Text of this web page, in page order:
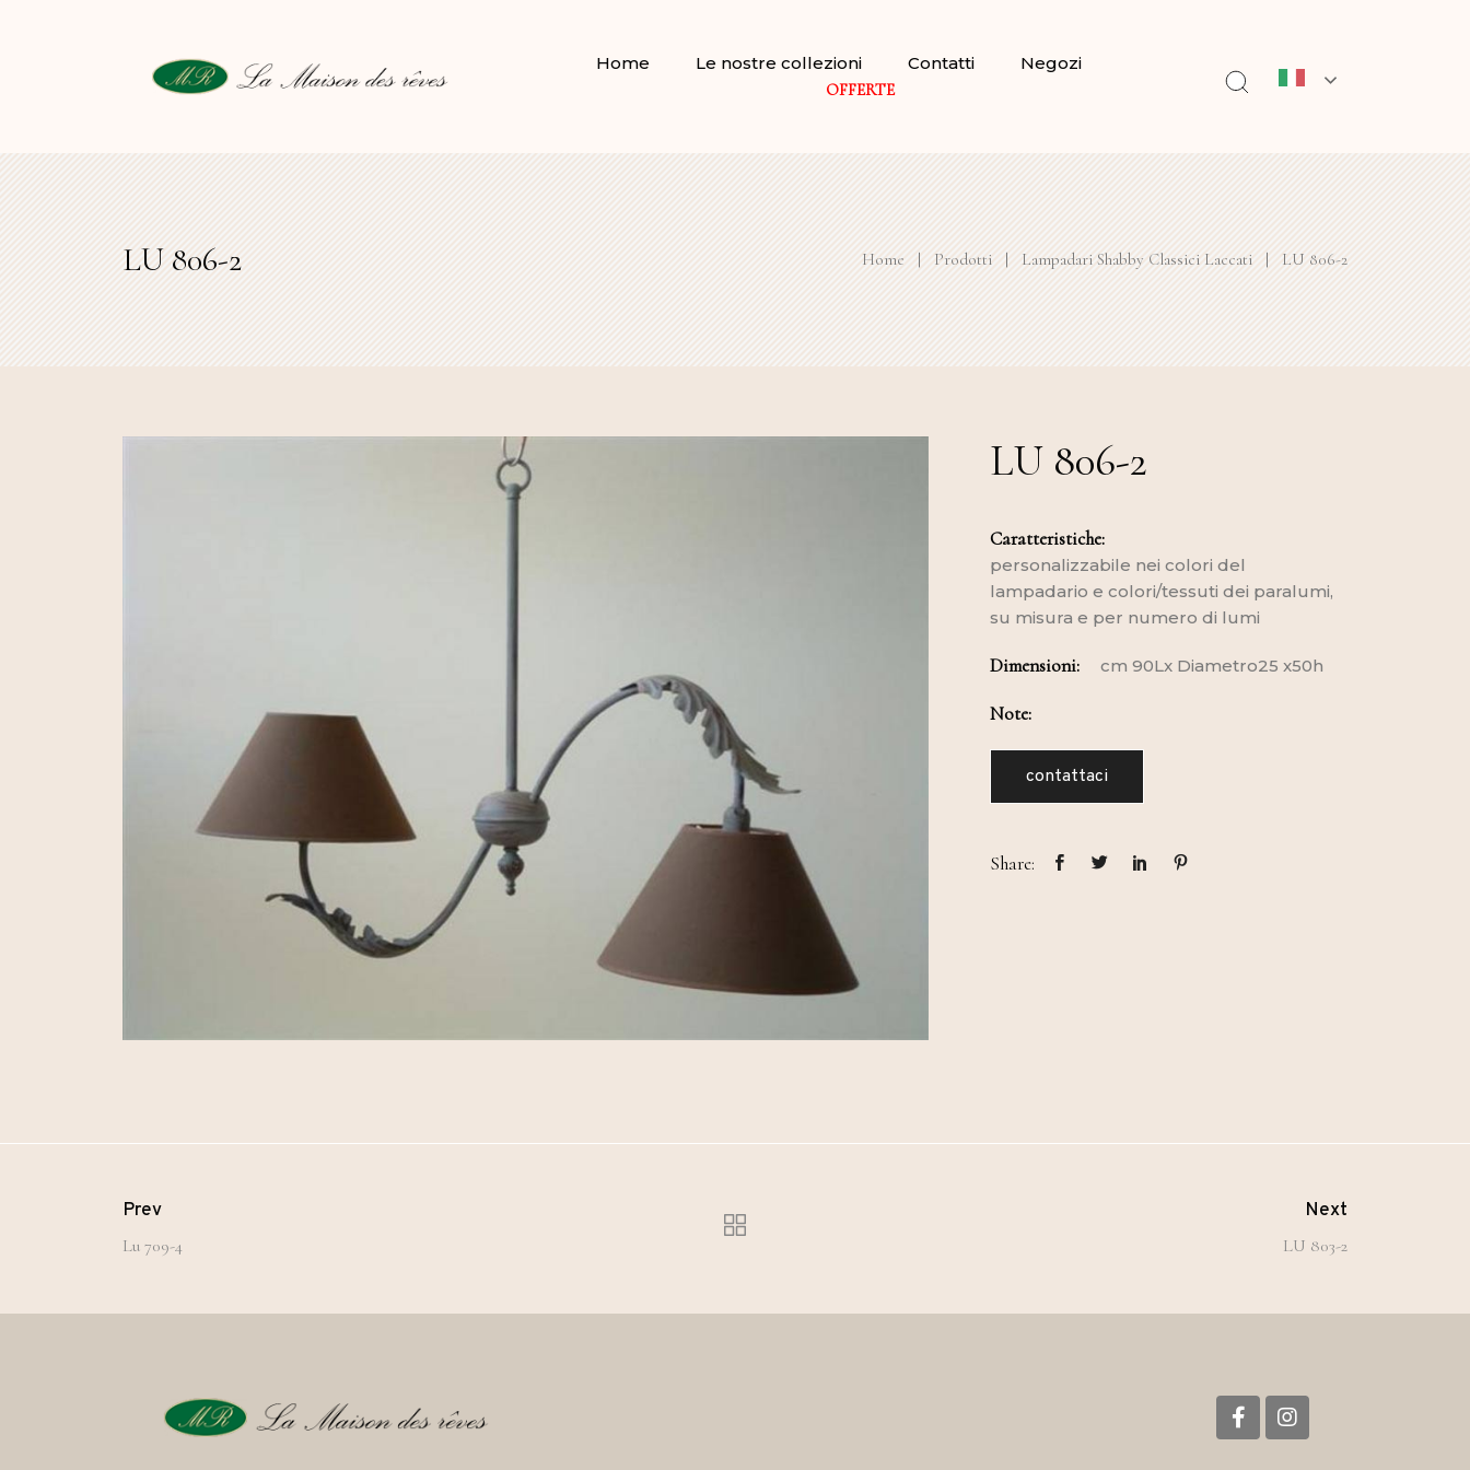
Home Le nostre collezioni Contatti Negozi
OFFERTE
LU 806-2 Home | Prodotti | Lampadari Shabby Classici Laccati | LU 806-2
LU 806-2
Caratteristiche:
personalizzabile nei colori del
lampadario e colori/tessuti dei paralumi,
su misura e per numero di lumi
Dimensioni: cm 90Lx Diametro25 x50h
Note:
contattaci
Share:
Prev
Lu 709-4
Next
LU 803-2